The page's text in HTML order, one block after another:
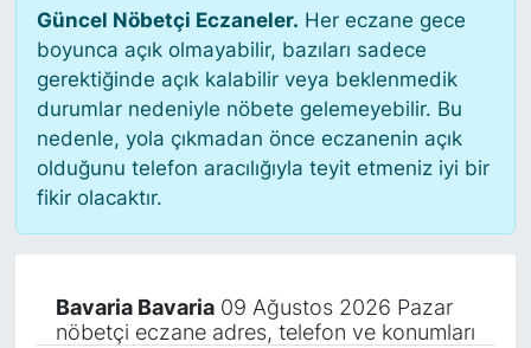
Güncel Nöbetçi Eczaneler. Her eczane gece
boyunca açık olmayabilir, bazıları sadece
gerektiğinde açık kalabilir veya beklenmedik
durumlar nedeniyle nöbete gelemeyebilir. Bu
nedenle, yola çıkmadan önce eczanenin açık
olduğunu telefon aracılığıyla teyit etmeniz iyi bir
fikir olacaktır.
Bavaria Bavaria09 Ağustos 2026 Pazar
nöbetçi eczane adres, telefon ve konumları